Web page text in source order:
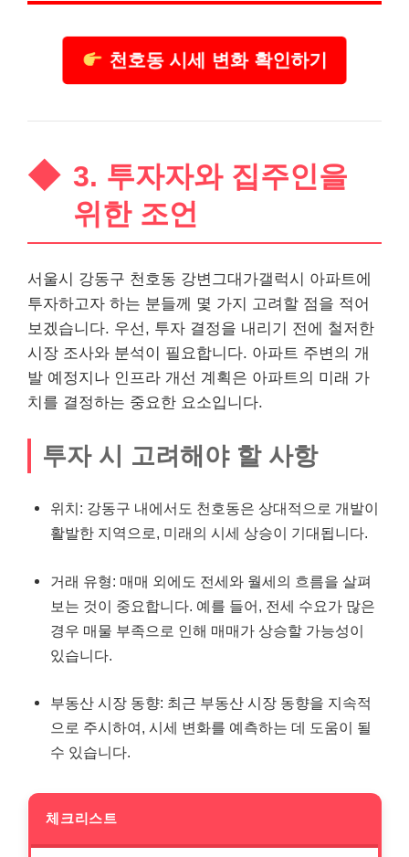
천호동 시세 변화 확인하기
3. 투자자와 집주인을
위한 조언
서울시 강동구 천호동 강변그대가갤럭시 아파트에
투자하고자 하는 분들께 몇 가지 고려할 점을 적어
보겠습니다. 우선, 투자 결정을 내리기 전에 철저한
시장 조사와 분석이 필요합니다. 아파트 주변의 개
발 예정지나 인프라 개선 계획은 아파트의 미래 가
치를 결정하는 중요한 요소입니다.
투자 시 고려해야 할 사항
위치: 강동구 내에서도 천호동은 상대적으로 개발이
활발한 지역으로, 미래의 시세 상승이 기대됩니다.
거래 유형: 매매 외에도 전세와 월세의 흐름을 살펴
보는 것이 중요합니다. 예를 들어, 전세 수요가 많은
경우 매물 부족으로 인해 매매가 상승할 가능성이
있습니다.
부동산 시장 동향: 최근 부동산 시장 동향을 지속적
으로 주시하여, 시세 변화를 예측하는 데 도움이 될
수 있습니다.
체크리스트